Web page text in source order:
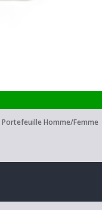
Portefeuille Homme/Femme